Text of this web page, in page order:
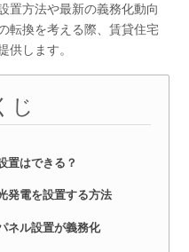
置方法や最新の義務化動向
転換を考える際、賃貸住宅
供します。
じ
置はできる？
発電を設置する方法
ネル設置が義務化